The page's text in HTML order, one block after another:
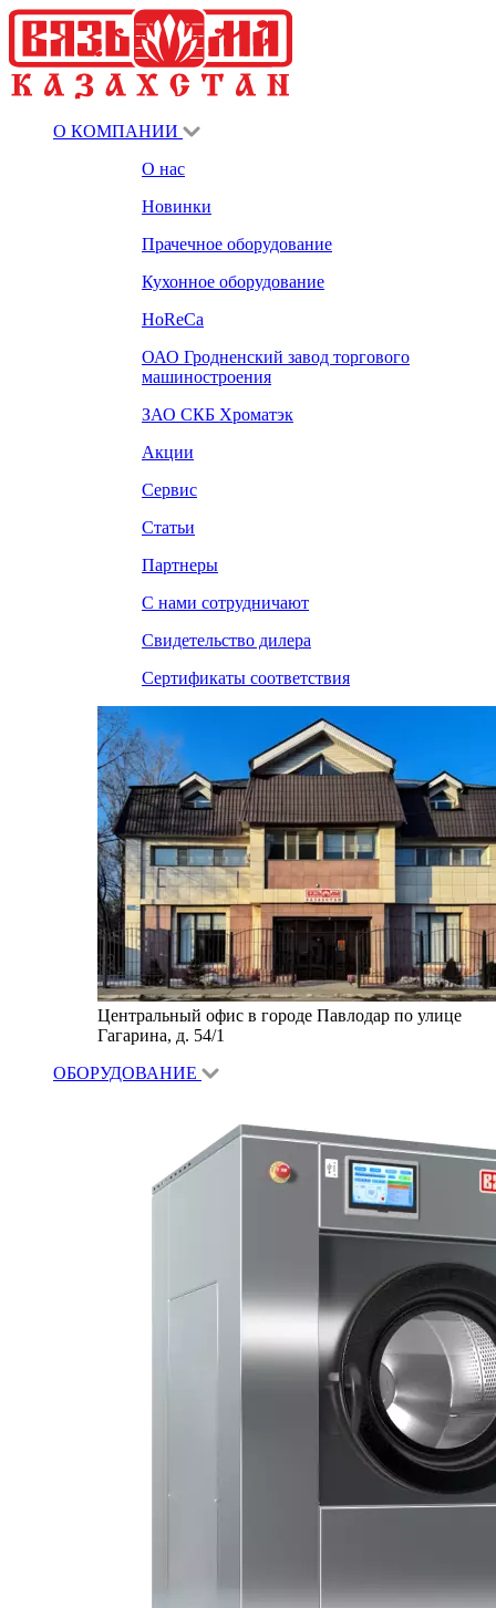
О КОМПАНИИ
О нас
Новинки
Прачечное оборудование
Кухонное оборудование
HoReCa
ОАО Гродненский завод торгового
машиностроения
ЗАО СКБ Хроматэк
Акции
Сервис
Статьи
Партнеры
С нами сотрудничают
Свидетельство дилера
Сертификаты соответствия
Центральный офис в городе Павлодар по улице
Гагарина, д. 54/1
ОБОРУДОВАНИЕ